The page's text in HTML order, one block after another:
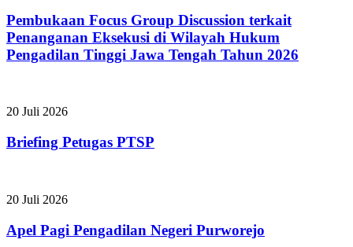
Pembukaan Focus Group Discussion terkait
Penanganan Eksekusi di Wilayah Hukum
Pengadilan Tinggi Jawa Tengah Tahun 2026
20 Juli 2026
Briefing Petugas PTSP
20 Juli 2026
Apel Pagi Pengadilan Negeri Purworejo